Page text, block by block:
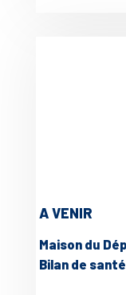
A VENIR
Maison du
Bilan de